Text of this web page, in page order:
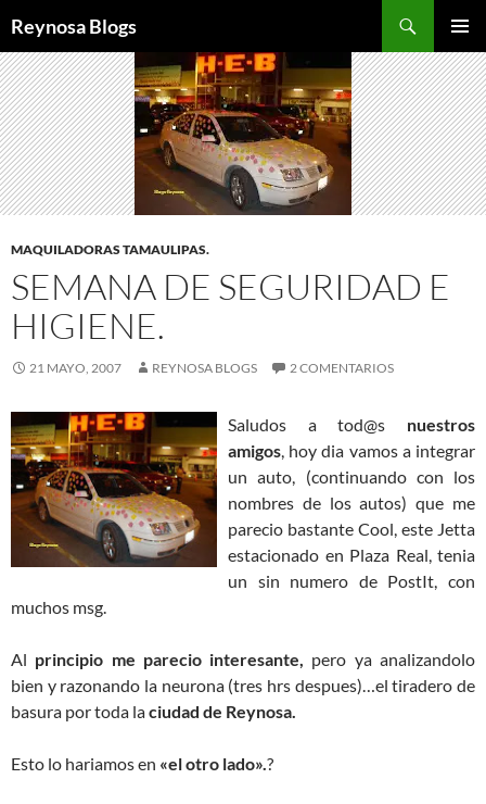
Reynosa Blogs
MENÚ
AL
CONTENIDO
MAQUILADORAS TAMAULIPAS.
SEMANA DE SEGURIDAD E
HIGIENE.
21 MAYO, 2007 REYNOSA BLOGS 2 COMENTARIOS
Saludos a tod@s nuestros
amigos, hoy dia vamos a integrar
un auto, (continuando con los
nombres de los autos) que me
parecio bastante Cool, este Jetta
estacionado en Plaza Real, tenia
un sin numero de PostIt, con
muchos msg.
Al principio me parecio interesante, pero ya analizandolo
bien y razonando la neurona (tres hrs despues)…el tiradero de
basura por toda laciudad de Reynosa.
Esto lo hariamos en «el otro lado».?